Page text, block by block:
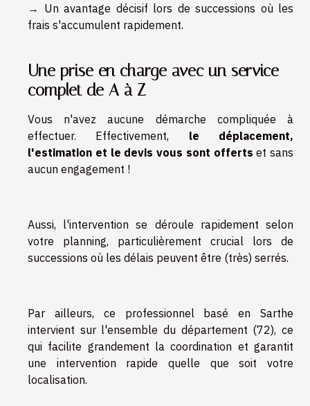
→ Un avantage décisif lors de successions où les
frais s'accumulent rapidement.
Une prise en charge avec un service
complet de A à Z
Vous n'avez aucune démarche compliquée à
effectuer. Effectivement, le déplacement,
l'estimation et le devis vous sont offerts et sans
aucun engagement !
Aussi, l'intervention se déroule rapidement selon
votre planning, particulièrement crucial lors de
successions où les délais peuvent être (très) serrés.
Par ailleurs, ce professionnel basé en Sarthe
intervient sur l'ensemble du département (72), ce
qui facilite grandement la coordination et garantit
une intervention rapide quelle que soit votre
localisation.